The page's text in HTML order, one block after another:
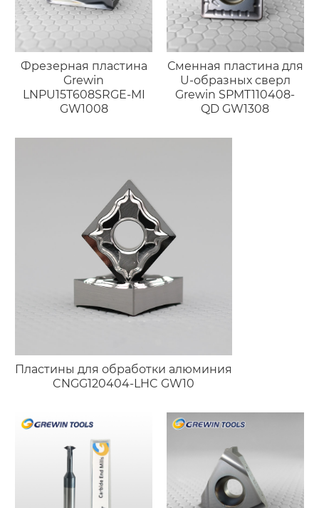
Фрезерная пластина
Grewin
LNPU15T608SRGE-MI
GW1008
Сменная пластина для
U-образных сверл
Grewin SPMT110408-
QD GW1308
Пластины для обработки алюминия
CNGG120404-LHC GW10